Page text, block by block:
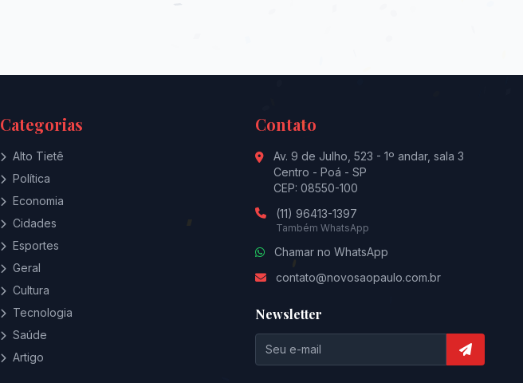
Categorias
Alto Tietê
Política
Economia
Cidades
Esportes
Geral
Cultura
Tecnologia
Saúde
Artigo
Contato
Av. 9 de Julho, 523 - 1º andar, sala 3
Centro - Poá - SP
CEP: 08550-100
(11) 96413-1397
Também WhatsApp
Chamar no WhatsApp
contato@novosaopaulo.com.br
Newsletter